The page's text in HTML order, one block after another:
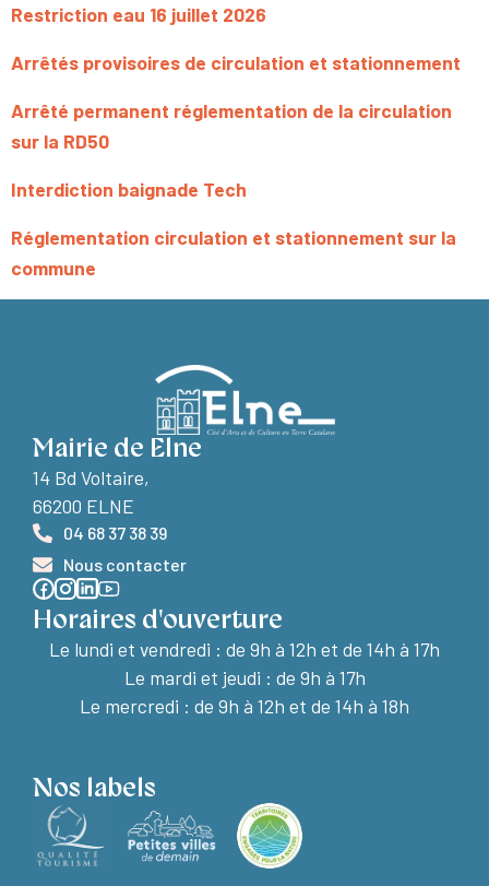
Restriction eau 16 juillet 2026
Arrêtés provisoires de circulation et stationnement
Arrêté permanent réglementation de la circulation
sur la RD50
Interdiction baignade Tech
Réglementation circulation et stationnement sur la
commune
Mairie de Elne
14 Bd Voltaire,
66200 ELNE
04 68 37 38 39
Nous contacter
Horaires d'ouverture
Le lundi et vendredi : de 9h à 12h et de 14h à 17h
Le mardi et jeudi : de 9h à 17h
Le mercredi : de 9h à 12h et de 14h à 18h
Nos labels